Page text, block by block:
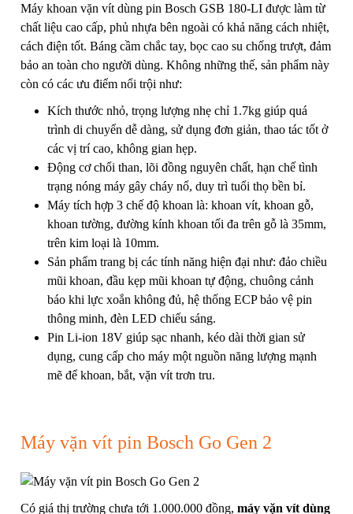
Máy khoan vặn vít dùng pin Bosch GSB 180-LI được làm từ
chất liệu cao cấp, phủ nhựa bên ngoài có khả năng cách nhiệt,
cách điện tốt. Báng cầm chắc tay, bọc cao su chống trượt, đảm
bảo an toàn cho người dùng. Không những thế, sản phẩm này
còn có các ưu điểm nổi trội như:
Kích thước nhỏ, trọng lượng nhẹ chỉ 1.7kg giúp quá
trình di chuyển dễ dàng, sử dụng đơn giản, thao tác tốt ở
các vị trí cao, không gian hẹp.
Động cơ chổi than, lõi đồng nguyên chất, hạn chế tình
trạng nóng máy gây cháy nổ, duy trì tuổi thọ bền bỉ.
Máy tích hợp 3 chế độ khoan là: khoan vít, khoan gỗ,
khoan tường, đường kính khoan tối đa trên gỗ là 35mm,
trên kim loại là 10mm.
Sản phẩm trang bị các tính năng hiện đại như: đảo chiều
mũi khoan, đầu kẹp mũi khoan tự động, chuông cảnh
báo khi lực xoắn không đủ, hệ thống ECP bảo vệ pin
thông minh, đèn LED chiếu sáng.
Pin Li-ion 18V giúp sạc nhanh, kéo dài thời gian sử
dụng, cung cấp cho máy một nguồn năng lượng mạnh
mẽ để khoan, bắt, vặn vít trơn tru.
Máy vặn vít pin Bosch Go Gen 2
Có giá thị trường chưa tới 1.000.000 đồng, máy vặn vít dùng